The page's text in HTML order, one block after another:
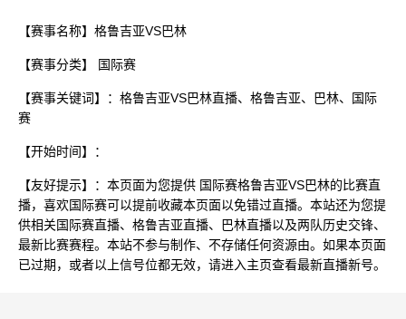
【赛事名称】格鲁吉亚VS巴林
【赛事分类】 国际赛
【赛事关键词】：格鲁吉亚VS巴林直播、格鲁吉亚、巴林、国际
赛
【开始时间】：
【友好提示】：本页面为您提供 国际赛格鲁吉亚VS巴林的比赛直
播，喜欢国际赛可以提前收藏本页面以免错过直播。本站还为您提
供相关国际赛直播、格鲁吉亚直播、巴林直播以及两队历史交锋、
最新比赛赛程。本站不参与制作、不存储任何资源由。如果本页面
已过期，或者以上信号位都无效，请进入主页查看最新直播新号。